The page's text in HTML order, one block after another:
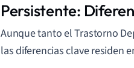
Persistente:
Aunque tanto el Trastorno
las diferencias clave residen